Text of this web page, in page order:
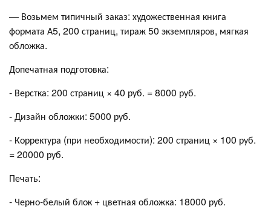
— Возьмем типичный заказ: художественная книга
формата А5, 200 страниц, тираж 50 экземпляров, мягкая
обложка.
Допечатная подготовка:
- Верстка: 200 страниц × 40 руб. = 8000 руб.
- Дизайн обложки: 5000 руб.
- Корректура (при необходимости): 200 страниц × 100 руб.
= 20000 руб.
Печать:
- Черно-белый блок + цветная обложка: 18000 руб.